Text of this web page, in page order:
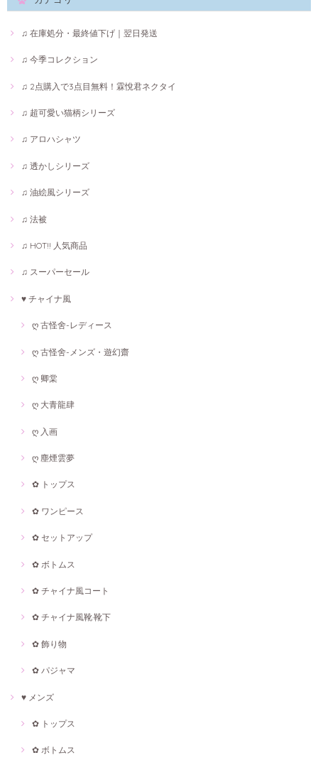
♫ 在庫処分・最終値下げ｜翌日発送
♫ 今季コレクション
♫ 2点購入で3点目無料！霖悅君ネクタイ
♫ 超可愛い猫柄シリーズ
♫ アロハシャツ
♫ 透かしシリーズ
♫ 油絵風シリーズ
♫ 法被
♫ HOT!! 人気商品
♫ スーパーセール
♥ チャイナ風
ღ 古怪舍-レディース
ღ 古怪舍-メンズ・遊幻齋
ღ 卿棠
ღ 大青龍肆
ღ 入画
ღ 塵煙雲夢
✿ トップス
✿ ワンピース
✿ セットアップ
✿ ボトムス
✿ チャイナ風コート
✿ チャイナ風靴·靴下
✿ 飾り物
✿ パジャマ
♥ メンズ
✿ トップス
✿ ボトムス